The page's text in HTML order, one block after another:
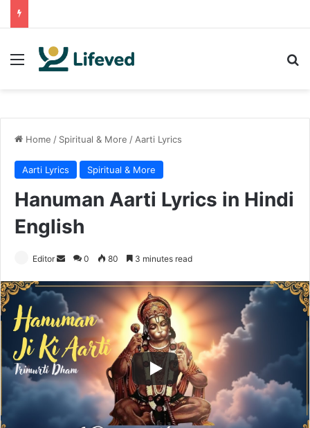
Menu
Home / Spiritual & More / Aarti Lyrics
Aarti Lyrics Spiritual & More
Hanuman Aarti Lyrics in Hindi
English
Editor
Send0 80 3 minutes read